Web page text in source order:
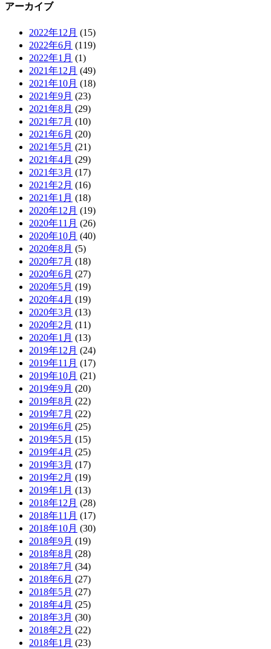
アーカイブ
2022年12月 (15)
2022年6月 (119)
2022年1月 (1)
2021年12月 (49)
2021年10月 (18)
2021年9月 (23)
2021年8月 (29)
2021年7月 (10)
2021年6月 (20)
2021年5月 (21)
2021年4月 (29)
2021年3月 (17)
2021年2月 (16)
2021年1月 (18)
2020年12月 (19)
2020年11月 (26)
2020年10月 (40)
2020年8月 (5)
2020年7月 (18)
2020年6月 (27)
2020年5月 (19)
2020年4月 (19)
2020年3月 (13)
2020年2月 (11)
2020年1月 (13)
2019年12月 (24)
2019年11月 (17)
2019年10月 (21)
2019年9月 (20)
2019年8月 (22)
2019年7月 (22)
2019年6月 (25)
2019年5月 (15)
2019年4月 (25)
2019年3月 (17)
2019年2月 (19)
2019年1月 (13)
2018年12月 (28)
2018年11月 (17)
2018年10月 (30)
2018年9月 (19)
2018年8月 (28)
2018年7月 (34)
2018年6月 (27)
2018年5月 (27)
2018年4月 (25)
2018年3月 (30)
2018年2月 (22)
2018年1月 (23)